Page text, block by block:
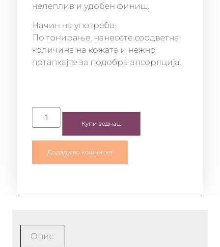
нелеплив и удобен финиш.
Начин на употреба:
По тонирање, нанесете соодветна
количина на кожата и нежно
потапкајте за подобра апсорпција.
Купи веднаш
Додади во кошничка
Опис